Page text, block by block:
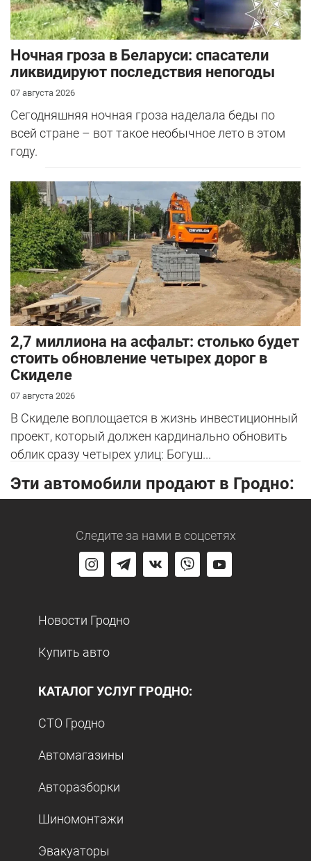
Ночная гроза в Беларуси: спасатели
ликвидируют последствия непогоды
07 августа 2026
Сегодняшняя ночная гроза наделала беды по
всей стране – вот такое необычное лето в этом
году.
2,7 миллиона на асфальт: столько будет
стоить обновление четырех дорог в
Скиделе
07 августа 2026
В Скиделе воплощается в жизнь инвестиционный
проект, который должен кардинально обновить
облик сразу четырех улиц: Богуш...
Эти автомобили продают в Гродно:
Следите за нами в соцсетях
Новости Гродно
Купить авто
КАТАЛОГ УСЛУГ ГРОДНО:
СТО Гродно
Автомагазины
Авторазборки
Шиномонтажи
Эвакуаторы